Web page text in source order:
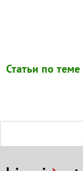
Статьи по теме